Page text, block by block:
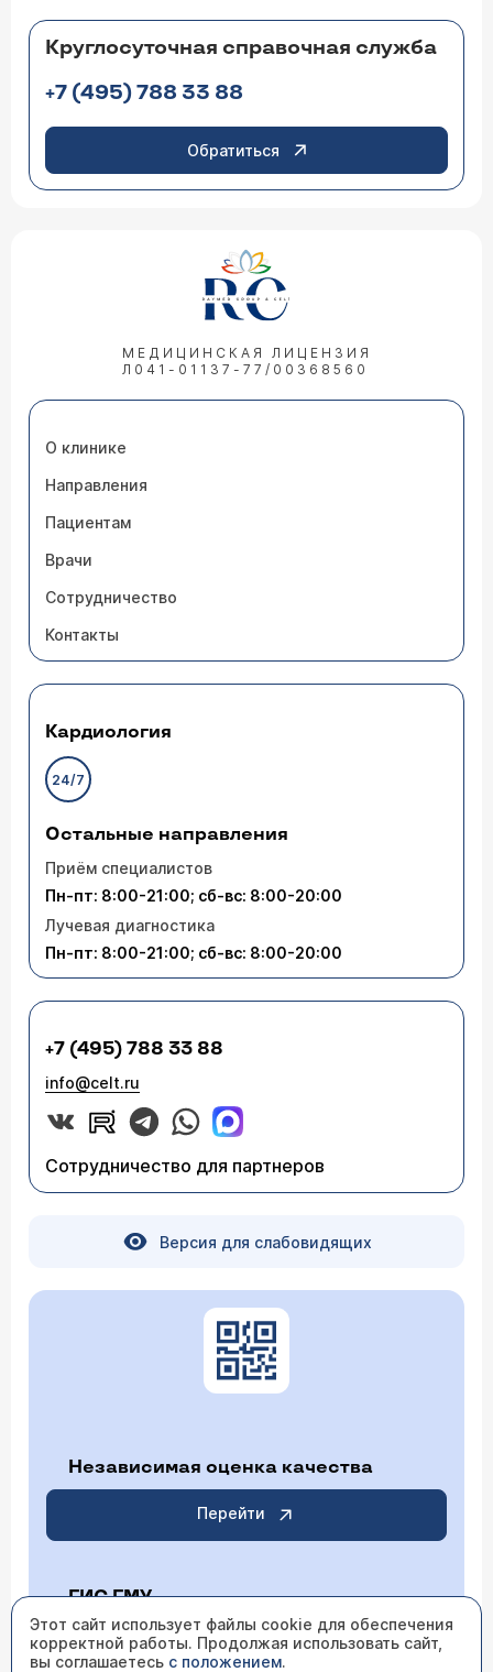
Круглосуточная справочная служба
+7 (495) 788 33 88
Обратиться
МЕДИЦИНСКАЯ ЛИЦЕНЗИЯ
Л041-01137-77/00368560
О клинике
Направления
Пациентам
Врачи
Сотрудничество
Контакты
Кардиология
24/7
Остальные направления
Приём специалистов
Пн-пт: 8:00-21:00; сб-вс: 8:00-20:00
Лучевая диагностика
Пн-пт: 8:00-21:00; сб-вс: 8:00-20:00
+7 (495) 788 33 88
info@celt.ru
Сотрудничество для партнеров
Версия для слабовидящих
Независимая оценка качества
Перейти
ГИС ГМУ
Перейти
Этот сайт использует файлы cookie для обеспечения
корректной работы. Продолжая использовать сайт,
вы соглашаетесь с положением.